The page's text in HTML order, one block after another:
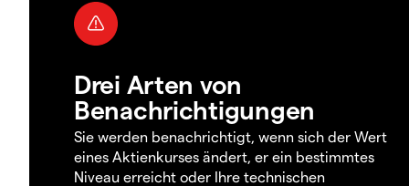
Drei Arten von
Benachrichtigungen
Sie werden benachrichtigt, wenn sich der Wert
eines Aktienkurses ändert, er ein bestimmtes
Niveau erreicht oder Ihre technischen